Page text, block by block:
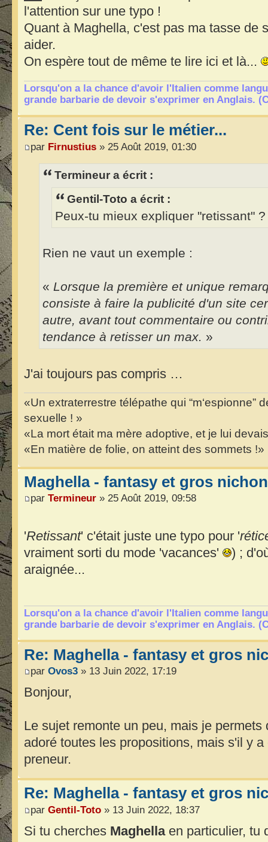
l'attention sur une typo !
Quant à Maghella, c'est pas ma tasse de
aider.
On espère tout de même te lire ici et là...
Lorsqu'on a la chance d'avoir l'Italien comme
grande barbarie de devoir s'exprimer en Anglais.
Re: Cent fois sur le métier...
par Firnustius » 25 Août 2019, 01:30
Termineur a écrit :
Gentil-Toto a écrit :
Peux-tu mieux expliquer "retissant" ?
Rien ne vaut un exemple :
« Lorsque la première et unique
consiste à faire la publicité d'un site
autre, avant tout commentaire ou
tendance à retisser un max. »
J'ai toujours pas compris …
«Un extraterrestre télépathe qui “m‘espionne”
sexuelle ! »
«La mort était ma mère adoptive, et je lui
«En matière de folie, on atteint des sommets !»
Maghella - fantasy et gros
par Termineur » 25 Août 2019, 09:58
'Retissant' c'était juste une typo pour '
vraiment sorti du mode 'vacances'
) ;
araignée...
Lorsqu'on a la chance d'avoir l'Italien comme
grande barbarie de devoir s'exprimer en Anglais.
Re: Maghella - fantasy et gros
par Ovos3 » 13 Juin 2022, 17:19
Bonjour,
Le sujet remonte un peu, mais je
adoré toutes les propositions, mais s'il y
preneur.
Re: Maghella - fantasy et gros
par Gentil-Toto » 13 Juin 2022, 18:37
Si tu cherches Maghellaen particulier, tu